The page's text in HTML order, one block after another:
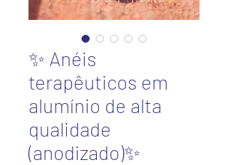
✨ Anéis
terapêuticos em
alumínio de alta
qualidade
(anodizado)✨